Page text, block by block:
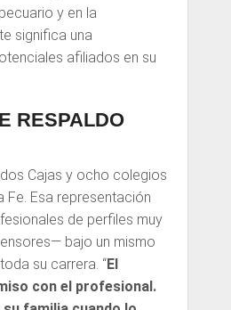
y en la
significa una
afiliados en su
RESPALDO
Cajas y ocho colegios
Fe. Esa representación
de perfiles muy
bajo un mismo
su carrera. “El
con el profesional.